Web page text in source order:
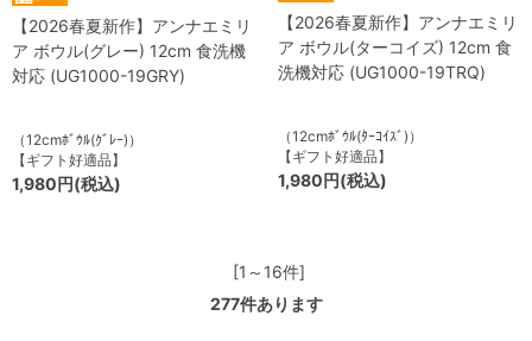
【2026春夏新作】アンナエミリ
ア ボウル(グレー) 12cm 食洗機
対応 (UG1000-19GRY)
（12cmﾎﾞｳﾙ(ｸﾞﾚｰ)）
【ギフト好適品】
1,980円(税込)
【2026春夏新作】アンナエミリ
ア ボウル(ターコイズ) 12cm 食
洗機対応 (UG1000-19TRQ)
（12cmﾎﾞｳﾙ(ﾀｰｺｲｽﾞ)）
【ギフト好適品】
1,980円(税込)
[1～16件]
277件あります